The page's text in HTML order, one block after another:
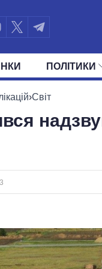
ПОЛIТИКИ
ПРЕЗИДЕНТ І ОФІС
›Світ